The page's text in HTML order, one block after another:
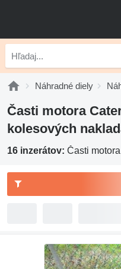
Náhradné diely
Časti motora
kolesových
16 inzerátov: Časti